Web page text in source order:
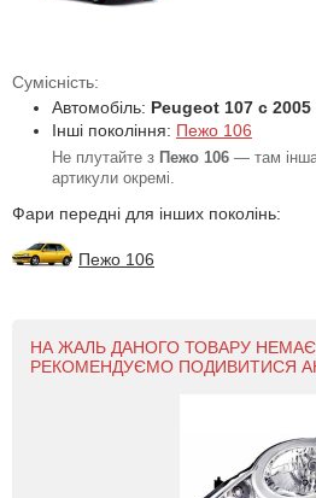
Сумісність:
Автомобіль: Peugeot 107 с 2005
Інші покоління: Пежо 106
Не плутайте з Пежо 106 — там
артикули окремі.
Фари передні для інших поколінь:
Пежо 106
НА ЖАЛЬ ДАНОГО ТОВАРУ НЕМАЄ
РЕКОМЕНДУЄМО ПОДИВИТИСЯ